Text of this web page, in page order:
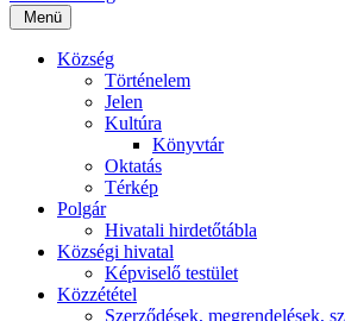
Menü
Község
Történelem
Jelen
Kultúra
Könyvtár
Oktatás
Térkép
Polgár
Hivatali hirdetőtábla
Községi hivatal
Képviselő testület
Közzététel
Szerződések, megrendelések,